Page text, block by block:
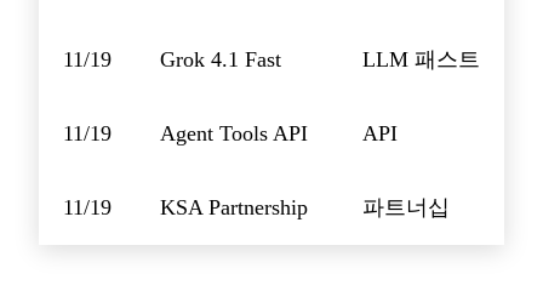
11/19 Grok 4.1 Fast LLM 패스트
11/19 Agent Tools API API
11/19 KSA Partnership 파트너십